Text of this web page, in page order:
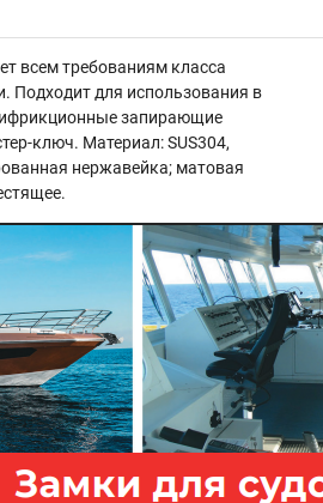
всем требованиям класса
Подходит для использования в
запирающие
ключ. Материал: SUS304,
нержавейка; матовая